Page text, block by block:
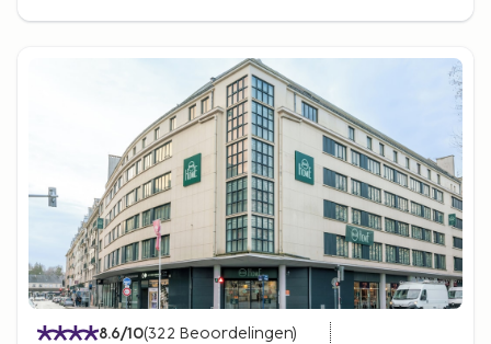
8.6/10(322 Beoordelingen)